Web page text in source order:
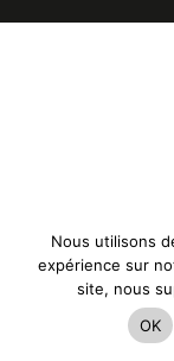
Nous utilisons
expérience sur
site, nous
OK